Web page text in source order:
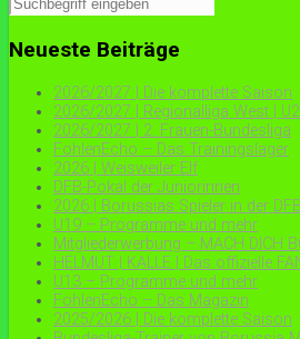
Neueste Beiträge
2026/2027 | Die komplette Saison
2026/2027 | Regionalliga West |
2026/2027 | 2. Frauen-Bundesliga
FohlenEcho – Das Trainingslager
2026 | Weisweiler Elf
DFB-Pokal der Juniorinnen
2026 | Borussias Spieler in der
U19 – Programme und mehr
Mitgliederwerbung – MACH DICH
HELMUT | KALLE | Das offizielle
U13 – Programme und mehr
FohlenEcho – Das Magazin
2025/2026 | Die komplette Saison